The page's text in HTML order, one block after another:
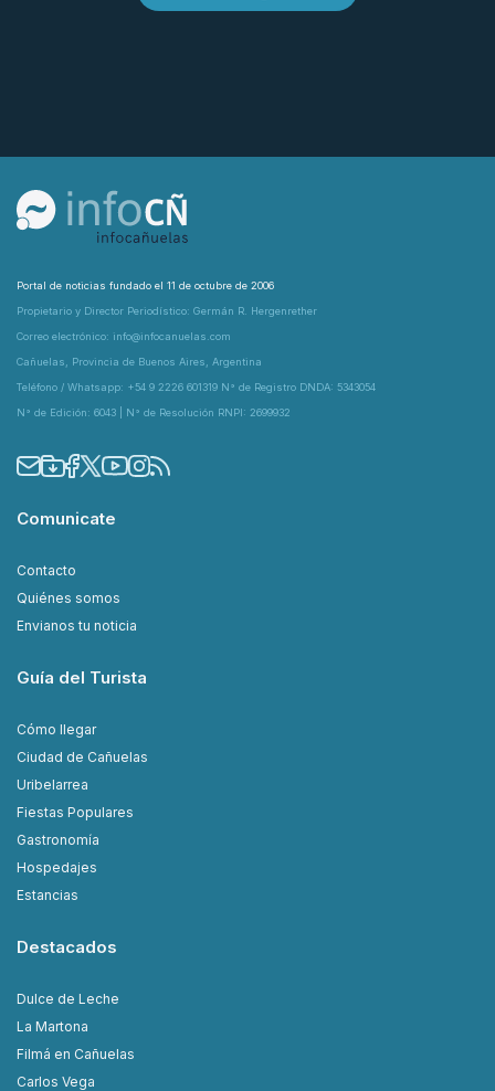
Portal de noticias fundado el 11 de octubre de 2006
Propietario y Director Periodístico: Germán R. Hergenrether
Correo electrónico: info@infocanuelas.com
Cañuelas, Provincia de Buenos Aires, Argentina
Teléfono / Whatsapp: +54 9 2226 601319 N° de Registro DNDA: 5343054
N° de Edición: 6043 | N° de Resolución RNPI: 2699932
Comunicate
Contacto
Quiénes somos
Envianos tu noticia
Guía del Turista
Cómo llegar
Ciudad de Cañuelas
Uribelarrea
Fiestas Populares
Gastronomía
Hospedajes
Estancias
Destacados
Dulce de Leche
La Martona
Filmá en Cañuelas
Carlos Vega